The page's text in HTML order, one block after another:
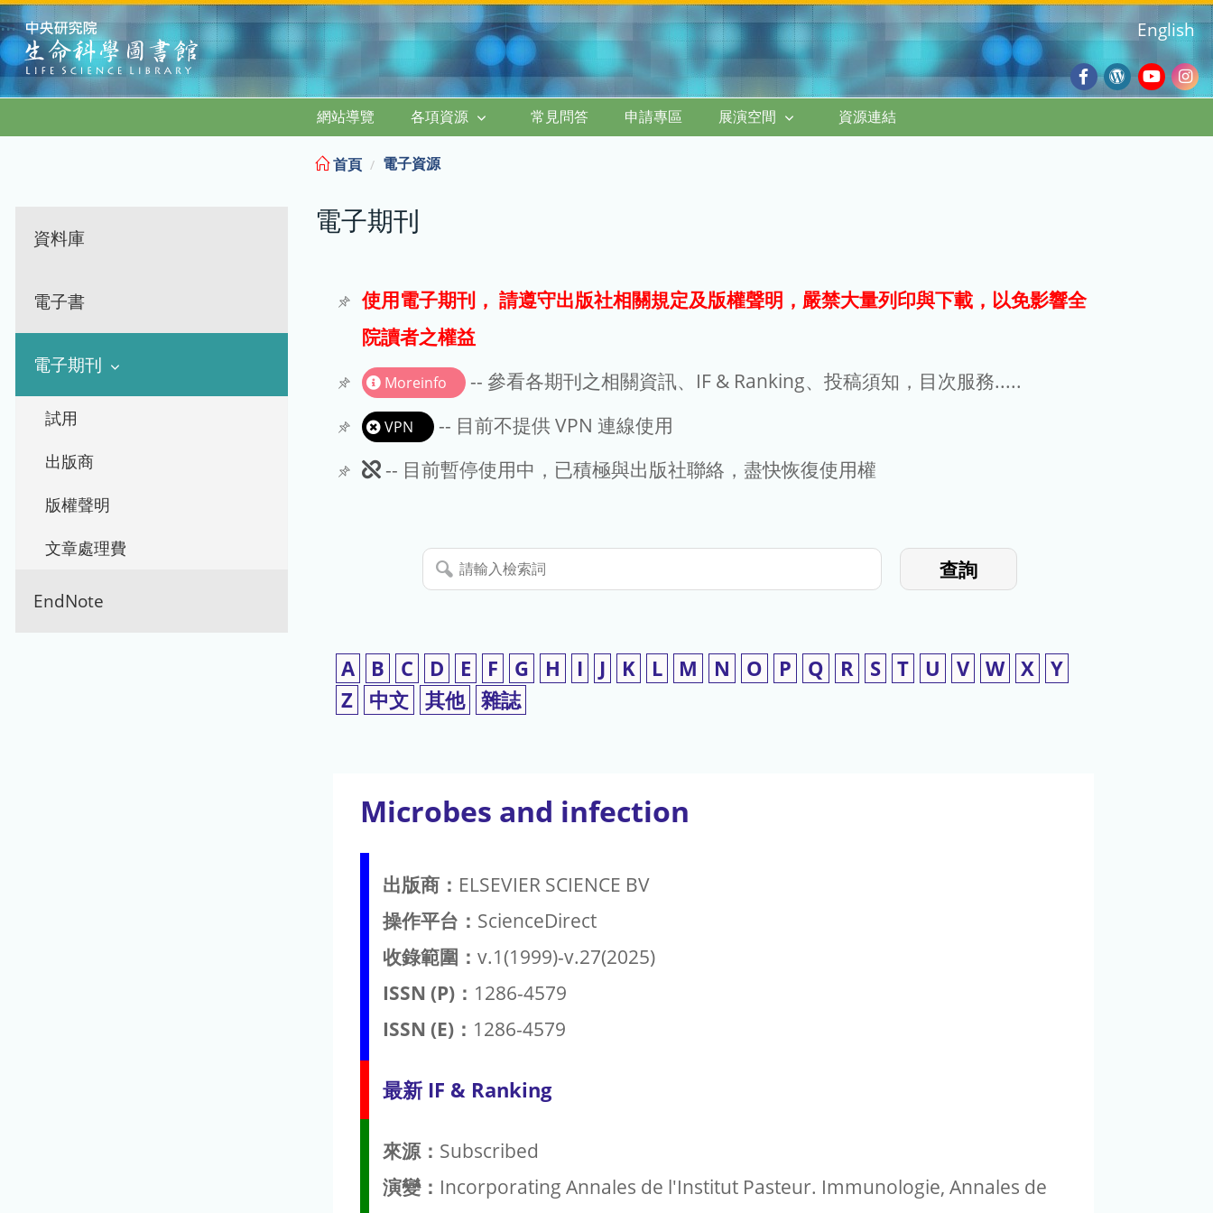
:::
Facebook
Wordpress
Blog
English
網站導覽 各項資源 常見問答 申請專區 展演空間 資源連結
資料庫
電子書
電子期刊
試用
出版商
版權聲明
文章處理費
EndNote
首頁 電子資源
電子期刊
使用電子期刊， 請遵守出版社相關規定及版權聲明，嚴禁大量列印與下載，以免影響全
院讀者之權益
Moreinfo -- 參看各期刊之相關資訊、IF & Ranking、投稿須知，目次服務.....
VPN
-- 目前不提供 VPN 連線使用
此
使
用
-- 目前暫停使用中，已積極與出版社聯絡，盡快恢復使用權
請
輸
索
詞
查詢
A B C D E F G H I J K L M N O P Q R S T U V W X Y
Z
中文 其他 雜誌
Microbes and infection
出版商： ELSEVIER SCIENCE BV
操作平台： ScienceDirect
收錄範圍： v.1(1999)-v.27(2025)
ISSN (P)： 1286-4579
ISSN (E)： 1286-4579
最新 IF & Ranking
來源： Subscribed
演變： Incorporating Annales de l'Institut Pasteur. Immunologie, Annales de